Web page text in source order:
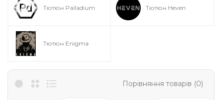
Тютюн Palladium Тютюн Heven
Тютюн Enigma
Порівняння товарів (0)